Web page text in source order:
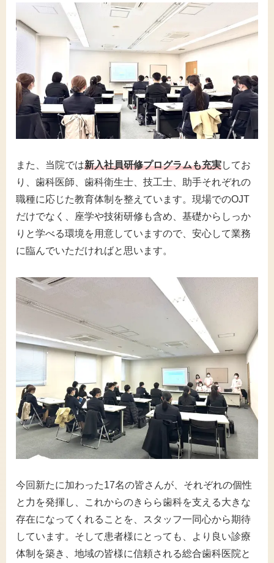
また、当院では新入社員研修プログラムも充実してお
り、歯科医師、歯科衛生士、技工士、助手それぞれの
職種に応じた教育体制を整えています。現場でのOJT
だけでなく、座学や技術研修も含め、基礎からしっか
りと学べる環境を用意していますので、安心して業務
に臨んでいただければと思います。
今回新たに加わった17名の皆さんが、それぞれの個性
と力を発揮し、これからのきらら歯科を支える大きな
存在になってくれることを、スタッフ一同心から期待
しています。そして患者様にとっても、より良い診療
体制を築き、地域の皆様に信頼される総合歯科医院と